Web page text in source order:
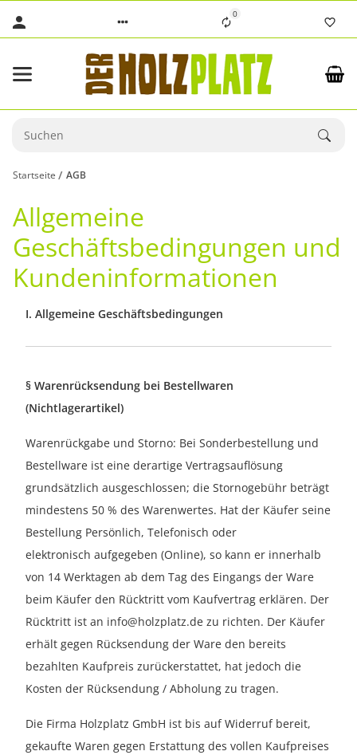
0
Startseite AGB
Allgemeine
Geschäftsbedingungen und
Kundeninformationen
I. Allgemeine Geschäftsbedingungen
§ Warenrücksendung bei Bestellwaren
(Nichtlagerartikel)
Warenrückgabe und Storno: Bei Sonderbestellung und
Bestellware ist eine derartige Vertragsauflösung
grundsätzlich ausgeschlossen; die Stornogebühr beträgt
mindestens 50 % des Warenwertes. Hat der Käufer seine
Bestellung Persönlich, Telefonisch oder
elektronisch aufgegeben (Online), so kann er innerhalb
von 14 Werktagen ab dem Tag des Eingangs der Ware
beim Käufer den Rücktritt vom Kaufvertrag erklären. Der
Rücktritt ist an info@holzplatz.de zu richten. Der Käufer
erhält gegen Rücksendung der Ware den bereits
bezahlten Kaufpreis zurückerstattet, hat jedoch die
Kosten der Rücksendung / Abholung zu tragen.
Die Firma Holzplatz GmbH ist bis auf Widerruf bereit,
gekaufte Waren gegen Erstattung des vollen Kaufpreises